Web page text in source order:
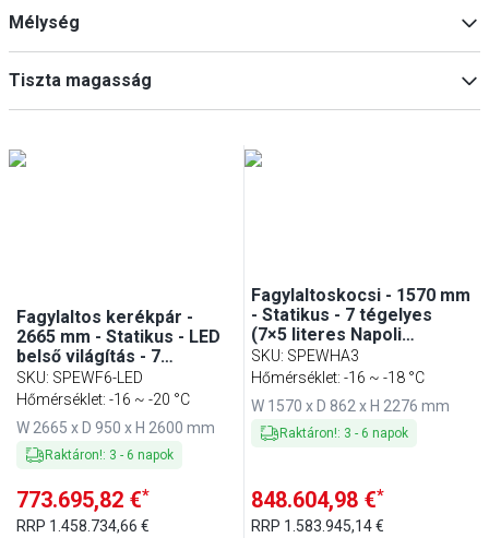
Min
Mélység
Tiszta magasság
Fagylaltos kerékpár -
2665 mm - Statikus - LED
belső világítás - 7
tégelyes (7×5 literes
Napoli tégelyhez)
SKU: SPEWF6-LED
Hőmérséklet: -16 ~ -20 °C
W 2665 x D 950 x H 2600 mm
Raktáron!: 3 - 6 napok
773.695,82 €*
RRP 1.458.734,66 €
Fagylaltoskocsi - 1570 mm
- Statikus - 7 tégelyes
(7×5 literes Napoli
tégelyhez)
SKU: SPEWHA3
Hőmérséklet: -16 ~ -18 °C
W 1570 x D 862 x H 2276 mm
Raktáron!: 3 - 6 napok
848.604,98 €*
RRP 1.583.945,14 €